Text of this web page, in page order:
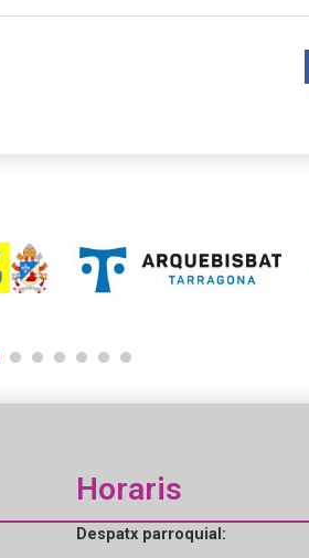
Horaris
Despatx parroquial: